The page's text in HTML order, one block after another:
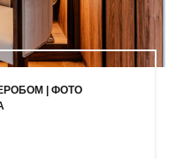
| ФОТО